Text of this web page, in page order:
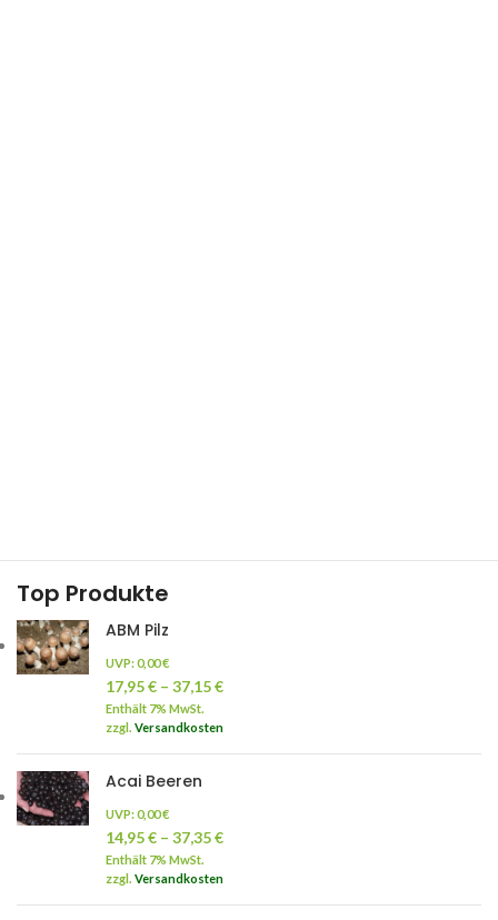
Top Produkte
ABM Pilz
UVP:0,00€
17,95€ – 37,15€
Enthält 7% MwSt.
zzgl. Versandkosten
Acai Beeren
UVP:0,00€
14,95€ – 37,35€
Enthält 7% MwSt.
zzgl. Versandkosten